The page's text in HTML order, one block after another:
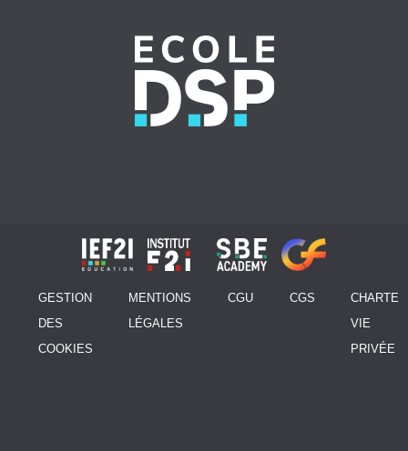
GESTION
DES
COOKIES
MENTIONS
LÉGALES
CGU CGS
CHARTE
VIE
PRIVÉE